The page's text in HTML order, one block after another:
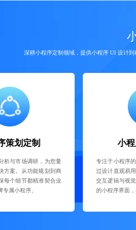
深耕小程序定制领域，提供小程序 UI 设计
策划定制
析与市场调研，为您量
方案。从功能规划到商
每个细节都精准契合业
属小程序。
小
专注于小程序
过设计直观易
交互逻辑与视
的小程序界面，